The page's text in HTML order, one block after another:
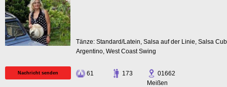
Tänze: Standard/Latein, Salsa auf der Linie, Salsa
Argentino, West Coast Swing
Nachricht senden 61 173
01662
Meißen